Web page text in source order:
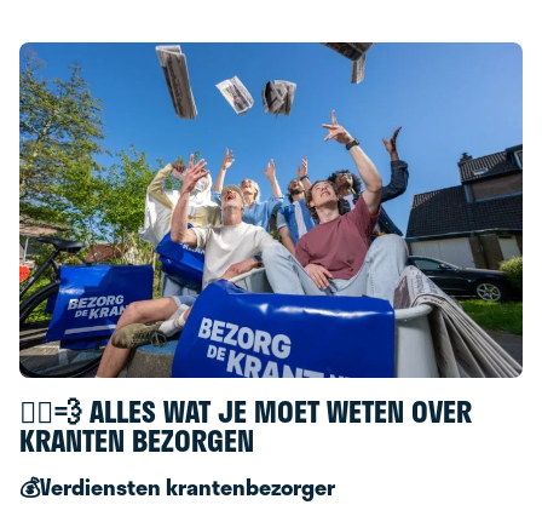
🚴‍♂️💨 ALLES WAT JE MOET WETEN OVER
KRANTEN BEZORGEN
💰Verdiensten krantenbezorger